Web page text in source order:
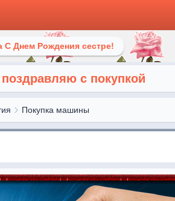
С Днем Рождения сестре!
с покупкой
Покупка машины